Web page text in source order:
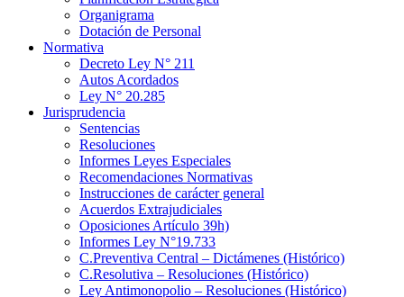
Organigrama
Dotación de Personal
Normativa
Decreto Ley N° 211
Autos Acordados
Ley N° 20.285
Jurisprudencia
Sentencias
Resoluciones
Informes Leyes Especiales
Recomendaciones Normativas
Instrucciones de carácter general
Acuerdos Extrajudiciales
Oposiciones Artículo 39h)
Informes Ley N°19.733
C.Preventiva Central – Dictámenes (Histórico)
C.Resolutiva – Resoluciones (Histórico)
Ley Antimonopolio – Resoluciones (Histórico)